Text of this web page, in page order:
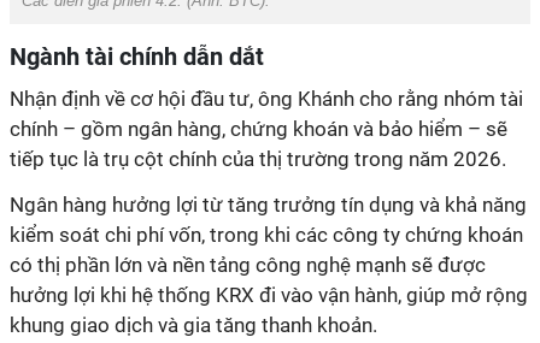
Ngành tài chính dẫn dắt
Nhận định về cơ hội đầu tư, ông Khánh cho rằng nhóm tài
chính – gồm ngân hàng, chứng khoán và bảo hiểm – sẽ
tiếp tục là trụ cột chính của thị trường trong năm 2026.
Ngân hàng hưởng lợi từ tăng trưởng tín dụng và khả năng
kiểm soát chi phí vốn, trong khi các công ty chứng khoán
có thị phần lớn và nền tảng công nghệ mạnh sẽ được
hưởng lợi khi hệ thống KRX đi vào vận hành, giúp mở rộng
khung giao dịch và gia tăng thanh khoản.